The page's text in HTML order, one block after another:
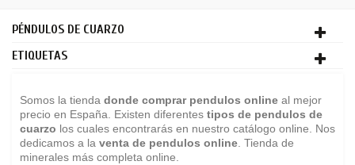
PÉNDULOS DE CUARZO
ETIQUETAS
Somos la tienda donde comprar pendulos online al mejor
precio en España. Existen diferentes tipos de pendulos de
cuarzo los cuales encontrarás en nuestro catálogo online. Nos
dedicamos a la venta de pendulos online Tienda de
minerales más completa online.